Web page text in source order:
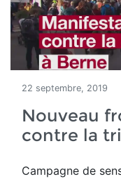
22 septembre, 2019
Nouveau
contre la
Campagne de